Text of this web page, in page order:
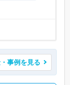
事例を見る